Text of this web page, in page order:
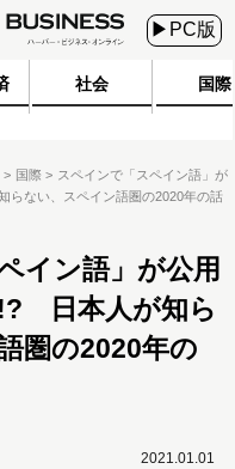
▶PC版
社会 国際
国際
スペインで「スペイン語」が
ない、スペイン語圏の2020年の話
イン語」が公用
日本人が知ら
圏の2020年の
2021.01.01